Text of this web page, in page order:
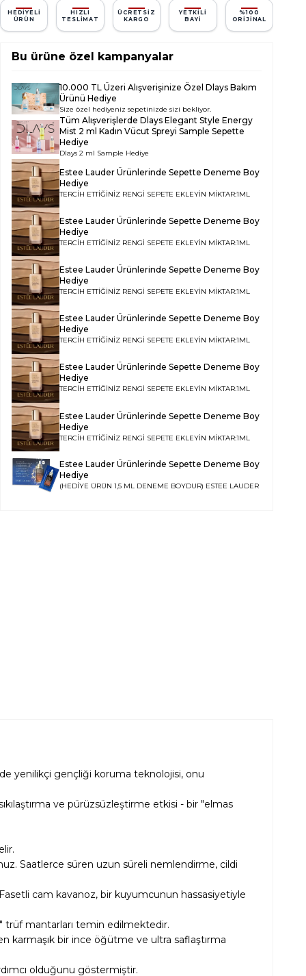
HEDIYELI
ÜRÜN
HIZLI
TESLIMAT
ÜCRETSIZ
KARGO
YETKILI
BAYI
%100
ORIJINAL
Bu ürüne özel kampanyalar
10.000 TL Üzeri Alışverişinize Özel Dlays Bakım
Ürünü Hediye
Size özel hediyeniz sepetinizde sizi bekliyor.
Tüm Alışverişlerde Dlays Elegant Style Energy
Mist 2 ml Kadın Vücut Spreyi Sample Sepette
Hediye
Dlays 2 ml Sample Hediye
Estee Lauder Ürünlerinde Sepette Deneme Boy
Hediye
TERCİH ETTİĞİNİZ RENGİ SEPETE EKLEYİN MİKTAR:1ML
Estee Lauder Ürünlerinde Sepette Deneme Boy
Hediye
TERCİH ETTİĞİNİZ RENGİ SEPETE EKLEYİN MİKTAR:1ML
Estee Lauder Ürünlerinde Sepette Deneme Boy
Hediye
TERCİH ETTİĞİNİZ RENGİ SEPETE EKLEYİN MİKTAR:1ML
Estee Lauder Ürünlerinde Sepette Deneme Boy
Hediye
TERCİH ETTİĞİNİZ RENGİ SEPETE EKLEYİN MİKTAR:1ML
Estee Lauder Ürünlerinde Sepette Deneme Boy
Hediye
TERCİH ETTİĞİNİZ RENGİ SEPETE EKLEYİN MİKTAR:1ML
Estee Lauder Ürünlerinde Sepette Deneme Boy
Hediye
TERCİH ETTİĞİNİZ RENGİ SEPETE EKLEYİN MİKTAR:1ML
Estee Lauder Ürünlerinde Sepette Deneme Boy
Hediye
(HEDİYE ÜRÜN 1,5 ML DENEME BOYDUR) ESTEE LAUDER
yenilikçi gençliği koruma teknolojisi, onu
ve pürüzsüzleştirme etkisi - bir "elmas
Saatlerce süren uzun süreli nemlendirme, cildi
cam kavanoz, bir kuyumcunun hassasiyetiyle
trüf mantarları temin edilmektedir.
karmaşık bir ince öğütme ve ultra saflaştırma
olduğunu göstermiştir.